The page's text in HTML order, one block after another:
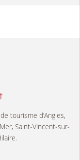
tourisme d’Angles,
Saint-Vincent-sur-